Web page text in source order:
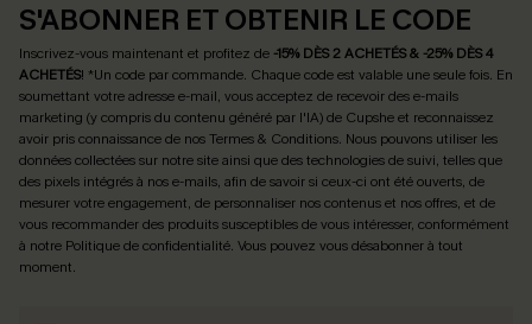
S'ABONNER ET OBTENIR LE CODE
Inscrivez-vous maintenant et profitez de -15% DÈS 2 ACHETÉS & -25% DÈS 4
ACHETÉS! *Un code par commande. Chaque code est valable une seule fois. En
soumettant votre adresse e-mail, vous acceptez de recevoir des e-mails
marketing (y compris du contenu généré par l'IA) de Cupshe et reconnaissez
avoir pris connaissance de nosTermes & Conditions. Nous pouvons utiliser les
données collectées sur notre site ainsi que des technologies de suivi, telles que
des pixels intégrés à nos e-mails, afin de savoir si ceux-ci ont été ouverts, de
mesurer votre engagement, de personnaliser nos contenus et nos offres, et de
vous recommander des produits susceptibles de vous intéresser, conformément
à notre Politique de confidentialité. Vous pouvez vous désabonner à tout
moment.